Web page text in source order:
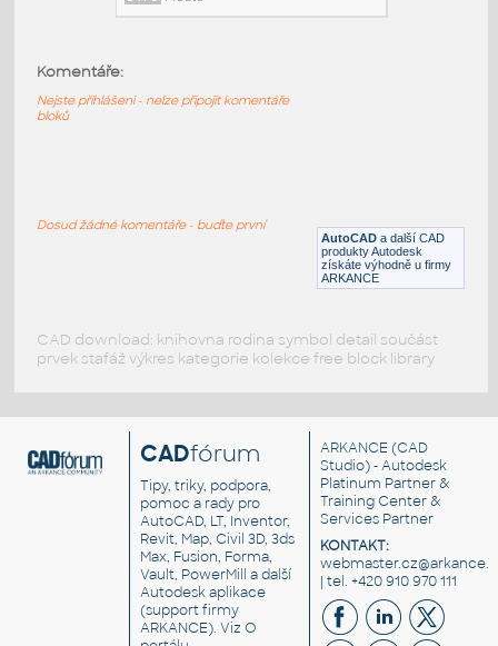
RFA Sezení
DWG Město AutoCAD a další CAD
produkty Autodesk
získáte výhodně u firmy
ARKANCE
Komentáře:
Nejste přihlášeni - nelze připojit komentáře
bloků
Dosud žádné komentáře - buďte první
CAD download: knihovna rodina symbol detail součást
prvek stafáž výkres kategorie kolekce free block library
CADfórum
Tipy, triky, podpora,
pomoc a rady pro
AutoCAD, LT, Inventor,
Revit, Map, Civil 3D, 3ds
Max, Fusion, Forma,
Vault, PowerMill a další
Autodesk aplikace
(support firmy
ARKANCE). VizO
ARKANCE (CAD
Studio) - Autodesk
Platinum Partner &
Training Center &
Services Partner
KONTAKT:
| tel. +420 910 970 111